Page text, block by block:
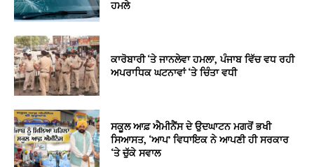
ਹਮਲੇ
ਕਾਰੋਬਾਰੀ ‘ਤੇ ਜਾਨਲੇਵਾ ਹਮਲਾ, ਪੰਜਾਬ ਵਿੱਚ ਵਧ ਰਹੀ
ਅਪਰਾਧਿਕ ਘਟਨਾਵਾਂ ‘ਤੇ ਚਿੰਤਾ ਵਧੀ
ਸਕੂਲ ਆਫ਼ ਐਮੀਨੈਂਸ ਦੇ ਉਦਘਾਟਨ ਮਗਰੋਂ ਭਖੀ
ਸਿਆਸਤ, ‘ਆਪ’ ਵਿਧਾਇਕ ਨੇ ਆਪਣੀ ਹੀ ਸਰਕਾਰ
‘ਤੇ ਚੁੱਕੇ ਸਵਾਲ